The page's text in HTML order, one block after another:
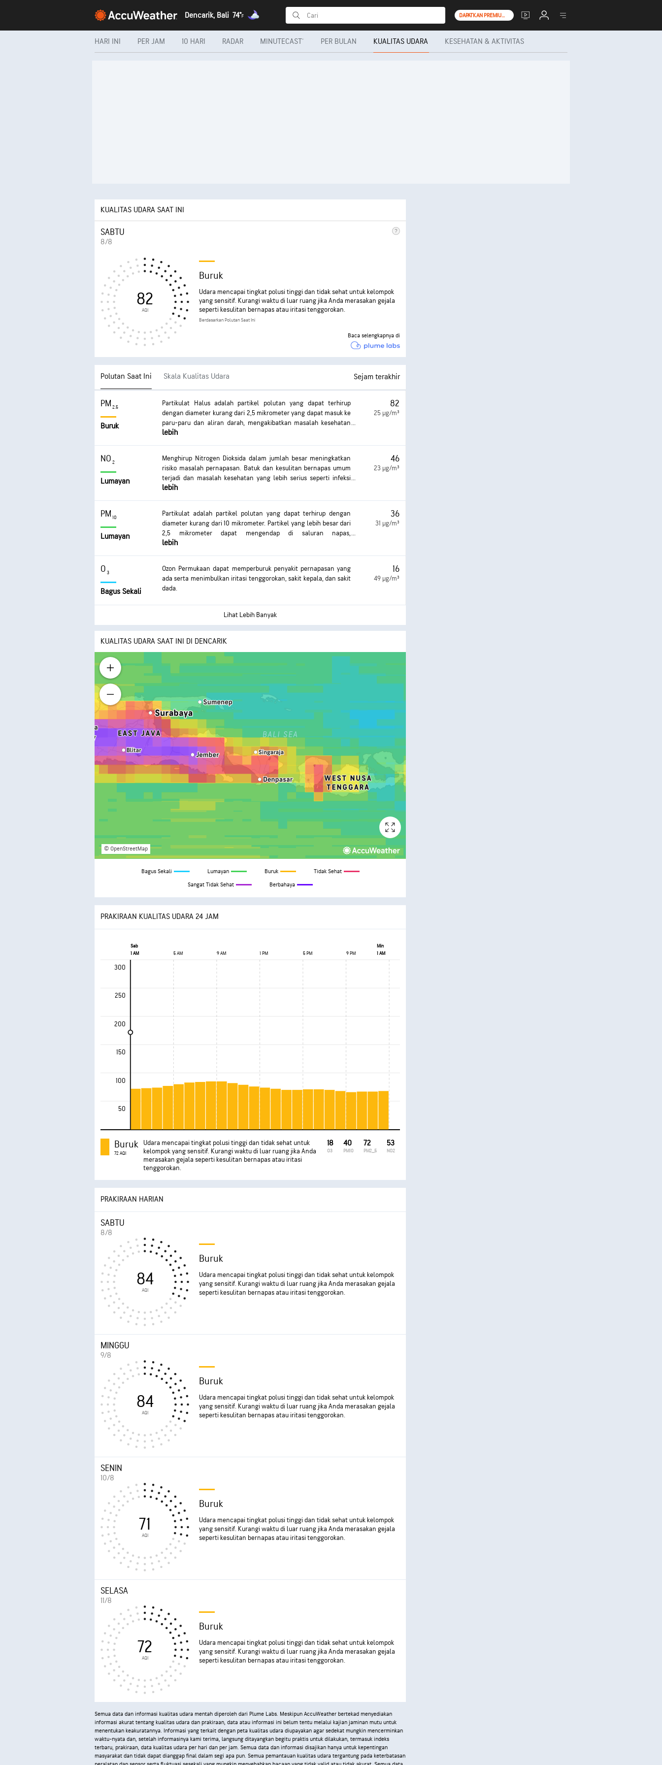
Dencarik, Bali 74°F DAPATKAN PREMIUM+
HARI INI PER JAM 10 HARI RADAR MINUTECAST® PER BULAN KUALITAS UDARA KESEHATAN & AKTIVITAS
KUALITAS UDARA SAAT INI
SABTU
8/8
82
AQI
Buruk
Udara mencapai tingkat polusi tinggi dan tidak sehat untuk kelompok
yang sensitif. Kurangi waktu di luar ruang jika Anda merasakan gejala
seperti kesulitan bernapas atau iritasi tenggorokan.
Berdasarkan Polutan Saat Ini
Baca selengkapnya di
Polutan Saat Ini Skala Kualitas Udara Sejam terakhir
PM2.5
Buruk
Partikulat Halus adalah partikel polutan yang dapat terhirup
dengan diameter kurang dari 2,5 mikrometer yang dapat masuk ke
paru-paru dan aliran darah, mengakibatkan masalah kesehatan
serius. Dampak terparah adalah pada paru-paru dan jantung.
kronis.
lebih
82
25 µg/m³
NO2
Lumayan
Menghirup Nitrogen Dioksida dalam jumlah besar meningkatkan
risiko masalah pernapasan. Batuk dan kesulitan bernapas umum
terjadi dan masalah kesehatan yang lebih serius seperti infeksi
pernapasan dapat terjadi dengan keterpaparan lebih lama.
lebih
46
23 µg/m³
PM10
Lumayan
Partikulat adalah partikel polutan yang dapat terhirup dengan
diameter kurang dari 10 mikrometer. Partikel yang lebih besar dari
2,5 mikrometer dapat mengendap di saluran napas,
mengakibatkan masalah kesehatan. Keterpaparan dapat
sering dapat mengakibatkan efek kesehatan yang lebih serius.
lebih
36
31 µg/m³
O3
Bagus Sekali
Ozon Permukaan dapat memperburuk penyakit pernapasan yang
ada serta menimbulkan iritasi tenggorokan, sakit kepala, dan sakit
dada.
16
49 µg/m³
Lihat Lebih Banyak
KUALITAS UDARA SAAT INI DI DENCARIK
© OpenStreetMap
Bagus Sekali Lumayan Buruk
Tidak Sehat
Sangat Tidak Sehat
Berbahaya
PRAKIRAAN KUALITAS UDARA 24 JAM
Sab
Min
1 AM
5 AM 9 AM 1 PM 5 PM 9 PM 1 AM
300
250
200
150
100
50
Buruk
72 AQI
Udara mencapai tingkat polusi tinggi dan tidak sehat untuk
kelompok yang sensitif. Kurangi waktu di luar ruang jika Anda
merasakan gejala seperti kesulitan bernapas atau iritasi
tenggorokan.
18
O3
40
PM10
72
PM2_5
53
NO2
PRAKIRAAN HARIAN
SABTU
8/8
84
AQI
Buruk
Udara mencapai tingkat polusi tinggi dan tidak sehat untuk kelompok
yang sensitif. Kurangi waktu di luar ruang jika Anda merasakan gejala
seperti kesulitan bernapas atau iritasi tenggorokan.
MINGGU
9/8
84
AQI
Buruk
Udara mencapai tingkat polusi tinggi dan tidak sehat untuk kelompok
yang sensitif. Kurangi waktu di luar ruang jika Anda merasakan gejala
seperti kesulitan bernapas atau iritasi tenggorokan.
SENIN
10/8
71
AQI
Buruk
Udara mencapai tingkat polusi tinggi dan tidak sehat untuk kelompok
yang sensitif. Kurangi waktu di luar ruang jika Anda merasakan gejala
seperti kesulitan bernapas atau iritasi tenggorokan.
SELASA
11/8
72
AQI
Buruk
Udara mencapai tingkat polusi tinggi dan tidak sehat untuk kelompok
yang sensitif. Kurangi waktu di luar ruang jika Anda merasakan gejala
seperti kesulitan bernapas atau iritasi tenggorokan.
Semua data dan informasi kualitas udara mentah diperoleh dari Plume Labs. Meskipun AccuWeather bertekad menyediakan
informasi akurat tentang kualitas udara dan prakiraan, data atau informasi ini belum tentu melalui kajian jaminan mutu untuk
menentukan keakuratannya. Informasi yang terkait dengan peta kualitas udara diupayakan agar sedekat mungkin mencerminkan
waktu-nyata dan, setelah informasinya kami terima, langsung ditayangkan begitu praktis untuk dilakukan, termasuk indeks
terbaru, prakiraan, data kualitas udara per hari dan per jam. Semua data dan informasi disajikan hanya untuk kepentingan
masyarakat dan tidak dapat dianggap final dalam segi apa pun. Semua pemantauan kualitas udara tergantung pada keterbatasan